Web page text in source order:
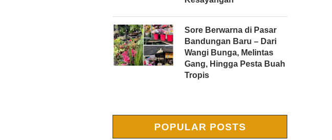
Sore Berwarna di Pasar
Bandungan Baru – Dari
Wangi Bunga, Melintas
Gang, Hingga Pesta Buah
Tropis
POPULAR POSTS